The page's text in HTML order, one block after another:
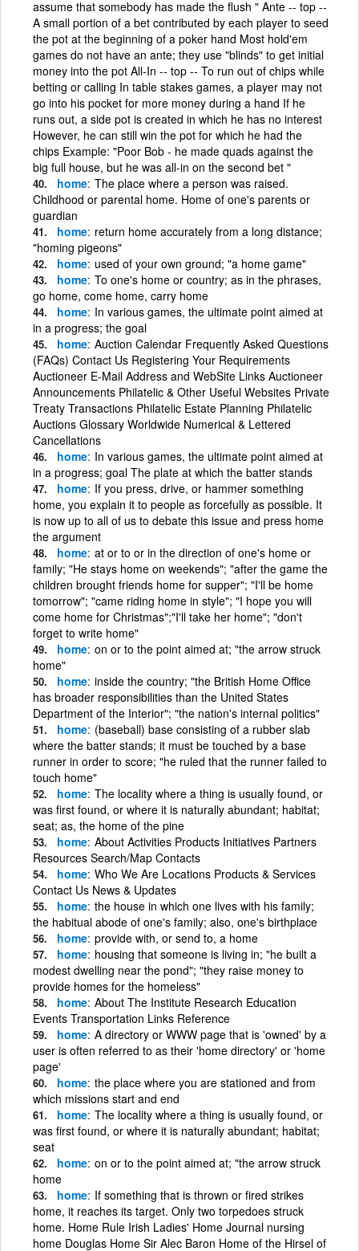
assume that somebody has made the flush " Ante -- top --
A small portion of a bet contributed by each player to seed
the pot at the beginning of a poker hand Most hold'em
games do not have an ante; they use "blinds" to get initial
money into the pot All-In -- top -- To run out of chips while
betting or calling In table stakes games, a player may not
go into his pocket for more money during a hand If he
runs out, a side pot is created in which he has no interest
However, he can still win the pot for which he had the
chips Example: "Poor Bob - he made quads against the
big full house, but he was all-in on the second bet "
home The place where a person was raised.
Childhood or parental home. Home of one's parents or
guardian
home return home accurately from a long distance;
"homing pigeons"
home used of your own ground; "a home game"
home To one's home or country; as in the phrases,
go home, come home, carry home
home In various games, the ultimate point aimed at
in a progress; the goal
home Auction Calendar Frequently Asked Questions
(FAQs) Contact Us Registering Your Requirements
Auctioneer E-Mail Address and WebSite Links Auctioneer
Announcements Philatelic & Other Useful Websites Private
Treaty Transactions Philatelic Estate Planning Philatelic
Auctions Glossary Worldwide Numerical & Lettered
Cancellations
home In various games, the ultimate point aimed at
in a progress; goal The plate at which the batter stands
home If you press, drive, or hammer something
home, you explain it to people as forcefully as possible. It
is now up to all of us to debate this issue and press home
the argument
home at or to or in the direction of one's home or
family; "He stays home on weekends"; "after the game the
children brought friends home for supper"; "I'll be home
tomorrow"; "came riding home in style"; "I hope you will
come home for Christmas";"I'll take her home"; "don't
forget to write home"
home on or to the point aimed at; "the arrow struck
home"
home inside the country; "the British Home Office
has broader responsibilities than the United States
Department of the Interior"; "the nation's internal politics"
home (baseball) base consisting of a rubber slab
where the batter stands; it must be touched by a base
runner in order to score; "he ruled that the runner failed to
touch home"
home The locality where a thing is usually found, or
was first found, or where it is naturally abundant; habitat;
seat; as, the home of the pine
home About Activities Products Initiatives Partners
Resources Search/Map Contacts
home Who We Are Locations Products & Services
Contact Us News & Updates
home the house in which one lives with his family;
the habitual abode of one's family; also, one's birthplace
home provide with, or send to, a home
home housing that someone is living in; "he built a
modest dwelling near the pond"; "they raise money to
provide homes for the homeless"
home About The Institute Research Education
Events Transportation Links Reference
home A directory or WWW page that is 'owned' by a
user is often referred to as their 'home directory' or 'home
page'
home the place where you are stationed and from
which missions start and end
home The locality where a thing is usually found, or
was first found, or where it is naturally abundant; habitat;
seat
home on or to the point aimed at; "the arrow struck
home
home If something that is thrown or fired strikes
home, it reaches its target. Only two torpedoes struck
home. Home Rule Irish Ladies' Home Journal nursing
home Douglas Home Sir Alec Baron Home of the Hirsel of